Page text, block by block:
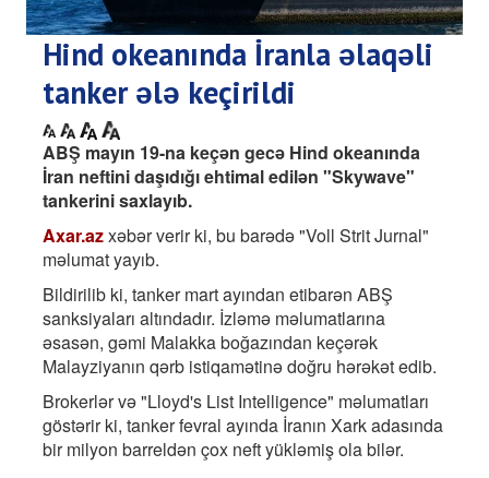
Hind okeanında İranla əlaqəli
tanker ələ keçirildi
ABŞ mayın 19-na keçən gecə Hind okeanında
İran neftini daşıdığı ehtimal edilən "Skywave"
tankerini saxlayıb.
Axar.azxəbər verir ki, bu barədə "Voll Strit Jurnal"
məlumat yayıb.
Bildirilib ki, tanker mart ayından etibarən ABŞ
sanksiyaları altındadır. İzləmə məlumatlarına
əsasən, gəmi Malakka boğazından keçərək
Malayziyanın qərb istiqamətinə doğru hərəkət edib.
Brokerlər və "Lloyd's List Intelligence" məlumatları
göstərir ki, tanker fevral ayında İranın Xark adasında
bir milyon barreldən çox neft yükləmiş ola bilər.